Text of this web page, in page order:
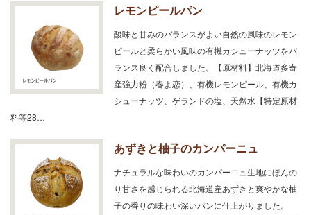
レモンピールパン
酸味と甘みのバランスがよい自然の風味のレモン
ピールと柔らかい風味の有機カシューナッツをバ
ランス良く配合しました。【原材料】北海道多寄
産強力粉（春よ恋）、有機レモンピール、有機カ
シューナッツ、ゲランドの塩、天然水【特定原材
料等28…
あずきと柚子のカンパーニュ
ナチュラルな味わいのカンパーニュ生地にほんの
り甘さを感じられる北海道産あずきと爽やかな柚
子の香りの味わい深いパンに仕上がりました。